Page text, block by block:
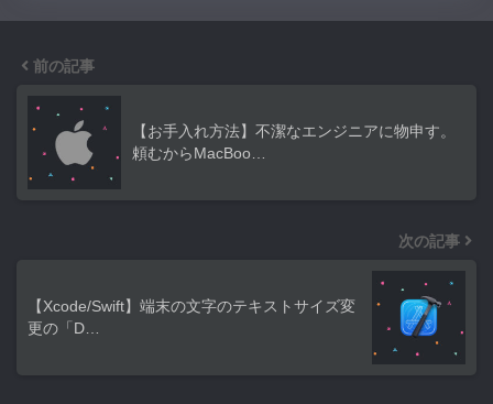
前の記事
【お手入れ方法】不潔なエンジニアに物申す。
頼むからMacBoo…
次の記事
【Xcode/Swift】端末の文字のテキストサイズ変
更の「D…